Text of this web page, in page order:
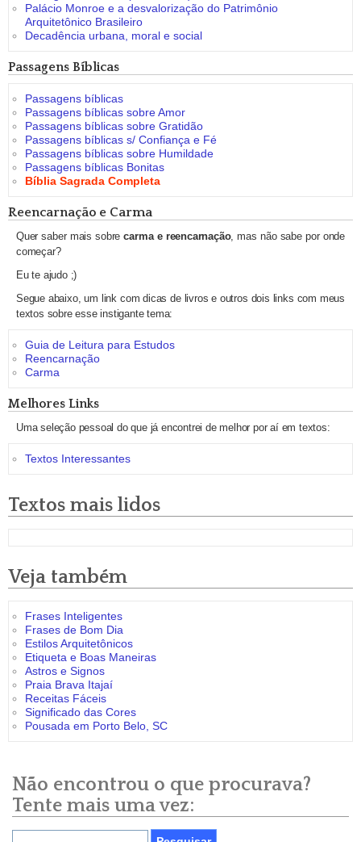
Palácio Monroe e a desvalorização do Patrimônio
Arquitetônico Brasileiro
Decadência urbana, moral e social
Passagens Bíblicas
Passagens bíblicas
Passagens bíblicas sobre Amor
Passagens bíblicas sobre Gratidão
Passagens bíblicas s/ Confiança e Fé
Passagens bíblicas sobre Humildade
Passagens bíblicas Bonitas
Bíblia Sagrada Completa
Reencarnação e Carma
Quer saber mais sobrecarma e reencarnação, mas não sabe por onde
começar?
Eu te ajudo ;)
Segue abaixo, um link com dicas de livros e outros dois links com meus
textos sobre esse instigante tema:
Guia de Leitura para Estudos
Reencarnação
Carma
Melhores Links
Uma seleção pessoal do que já encontrei de melhor por aí em textos:
Textos Interessantes
Textos mais lidos
Veja também
Frases Inteligentes
Frases de Bom Dia
Estilos Arquitetônicos
Etiqueta e Boas Maneiras
Astros e Signos
Praia Brava Itajaí
Receitas Fáceis
Significado das Cores
Pousada em Porto Belo, SC
Não encontrou o que procurava?
Tente mais uma vez: